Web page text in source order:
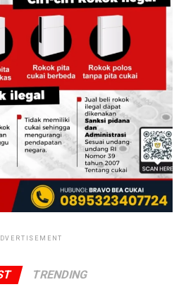
NADI JKN adalah sarana
pembayaran iuran
peserta yang dapat
tetap aktif dan
kesehatan secara
JKN, peserta dapat menyisihkan
kemampuan melalui mitra
dengan BPJS Kesehatan.
konvensional-perorangan,
yang berbeda.
TRENDING